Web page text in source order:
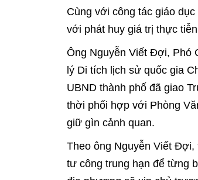
Cùng với công tác giáo
với phát huy giá trị thực
Ông Nguyễn Viết Đợi, Phó
lý Di tích lịch sử quốc gia
UBND thành phố đã giao
thời phối hợp với Phòng
giữ gìn cảnh quan.
Theo ông Nguyễn Viết
tư công trung hạn để từng